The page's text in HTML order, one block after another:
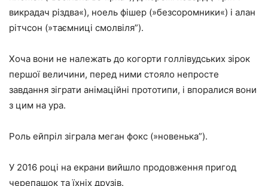
викрадач різдва«), ноель фішер (»безсоромники«) і алан
рітчсон (»таємниці смолвіля”).
Хоча вони не належать до когорти голлівудських зірок
першої величини, перед ними стояло непросте
завдання зіграти анімаційні прототипи, і впоралися вони
з цим на ура.
Роль ейпріл зіграла меган фокс (»новенька”).
У 2016 році на екрани вийшло продовження пригод
черепашок та їхніх друзів.